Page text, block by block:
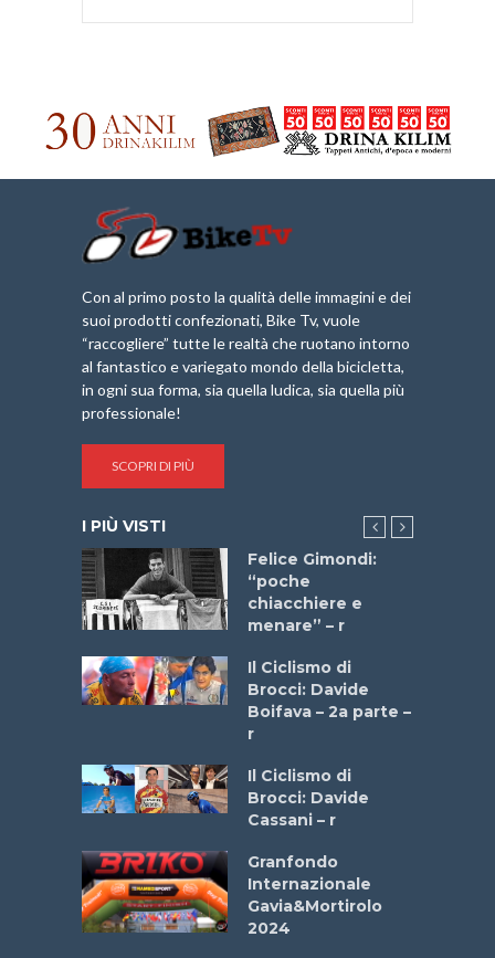
Con al primo posto la qualità delle immagini e dei
suoi prodotti confezionati, Bike Tv, vuole
“raccogliere” tutte le realtà che ruotano intorno
al fantastico e variegato mondo della bicicletta,
in ogni sua forma, sia quella ludica, sia quella più
professionale!
SCOPRI DI PIÙ
I PIÙ VISTI
Felice Gimondi:
“poche
chiacchiere e
menare” – r
Il Ciclismo di
Brocci: Davide
Boifava – 2a parte –
r
Il Ciclismo di
Brocci: Davide
Cassani – r
Granfondo
Internazionale
Gavia&Mortirolo
2024